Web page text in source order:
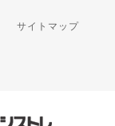
サイトマップ